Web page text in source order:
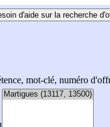
d'aide sur la recherche
mot-clé, numéro